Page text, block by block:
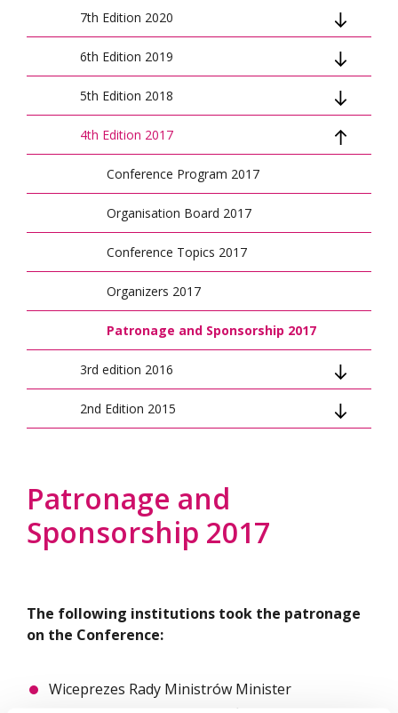
Conference topics
Keynote speakers 2021
Organizers
Conference scientific council
Organizing Committee
7th Edition 2020
Conference program
Keynote speakers
Conference scientific council
Conference info
Conference topics
Organizers
Organizing Committee
6th Edition 2019
Conference program 2019
Conference scientific council
Organizing Committee
5th Edition 2018
Conference program 2018
Keynote speakers 2018
Organizers 2018
Paper submission 2018
4th Edition 2017
Conference Program 2017
Organisation Board 2017
Conference Topics 2017
Organizers 2017
Patronage and Sponsorship 2017
3rd edition 2016
Conference Program 2016
Conference Topics 2016
Conference Scientific Council 2016
2nd Edition 2015
Conference Program 2015
Organizers 2015
Organisation Board 2015
Patronage and Sponsorship 2015
Paper submission 2015
Patronage and
Sponsorship 2017
The following institutions took the patronage
on the Conference:
Wiceprezes Rady Ministrów Minister